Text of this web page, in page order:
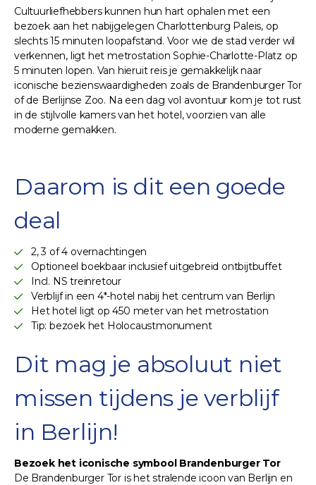
Cultuurliefhebbers kunnen hun hart ophalen met een
bezoek aan het nabijgelegen Charlottenburg Paleis, op
slechts 15 minuten loopafstand. Voor wie de stad verder wil
verkennen, ligt het metrostation Sophie-Charlotte-Platz op
5 minuten lopen. Van hieruit reis je gemakkelijk naar
iconische bezienswaardigheden zoals de Brandenburger Tor
of de Berlijnse Zoo. Na een dag vol avontuur kom je tot rust
in de stijlvolle kamers van het hotel, voorzien van alle
moderne gemakken.
Daarom is dit een goede
deal
2, 3 of 4 overnachtingen
Optioneel boekbaar inclusief uitgebreid ontbijtbuffet
Incl. NS treinretour
Verblijf in een 4*-hotel nabij het centrum van Berlijn
Het hotel ligt op 450 meter van het metrostation
Tip: bezoek het Holocaustmonument
Dit mag je absoluut niet
missen tijdens je verblijf
in Berlijn!
Bezoek het iconische symbool Brandenburger Tor
De Brandenburger Tor is het stralende icoon van Berlijn en